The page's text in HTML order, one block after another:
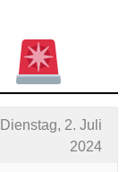
Dienstag, 2. Juli
2024